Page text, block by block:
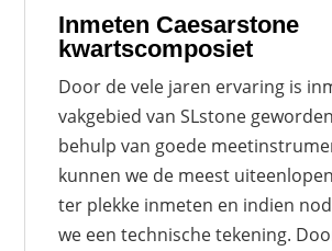
Inmeten Caesarstone
kwartscomposiet
Door de vele jaren ervaring is
vakgebied van SLstone
behulp van goede
kunnen we de meest
ter plekke inmeten en indien
we een technische tekening.